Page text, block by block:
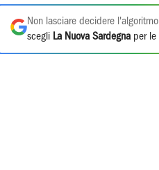
Non lasciare decidere
scegli La Nuova Sardegna per le